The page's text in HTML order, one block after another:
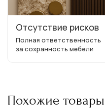
Отсутствие рисков
Полная ответственность
за сохранность мебели
Похожие товары